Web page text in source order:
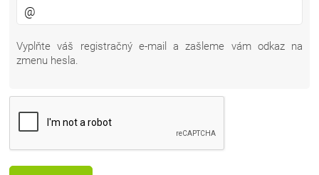
Vyplňte váš registračný e-mail a zašleme vám odkaz na
zmenu hesla.